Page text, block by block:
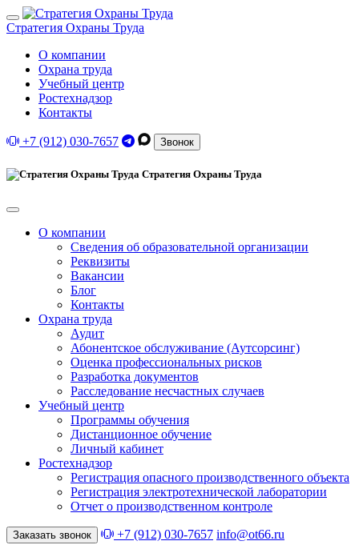
Стратегия Охраны Труда
О компании
Охрана труда
Учебный центр
Ростехнадзор
Контакты
+7 (912) 030-7657 Звонок
Стратегия Охраны Труда
О компании
Сведения об образовательной организации
Реквизиты
Вакансии
Блог
Контакты
Охрана труда
Аудит
Абонентское обслуживание (Аутсорсинг)
Оценка профессиональных рисков
Разработка документов
Расследование несчастных случаев
Учебный центр
Программы обучения
Дистанционное обучение
Личный кабинет
Ростехнадзор
Регистрация опасного производственного объекта
Регистрация электротехнической лаборатории
Отчет о производственном контроле
Заказать звонок +7 (912) 030-7657 info@ot66.ru